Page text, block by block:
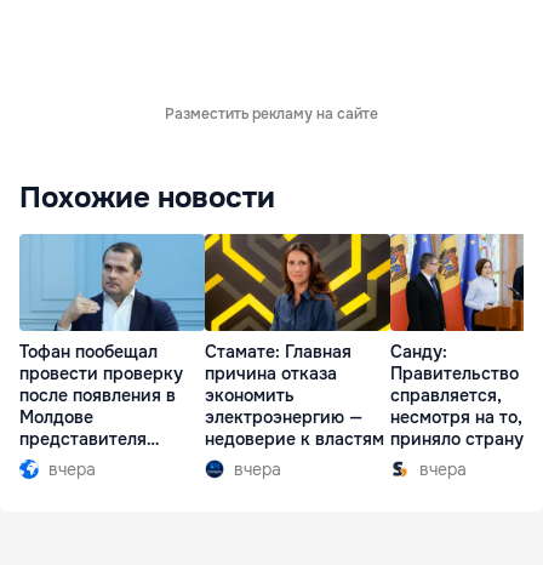
Разместить рекламу на сайте
Похожие новости
Тофан пообещал
провести проверку
после появления в
Молдове
представителя
Южной Осетии
вчера
Стамате: Главная
причина отказа
экономить
электроэнергию —
недоверие к властям
вчера
Санду:
Правительство
справляется,
несмотря на то,
приняло страну в
разгар кризиса
вчера